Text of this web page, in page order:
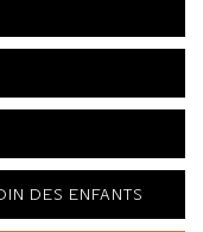
DES ENFANTS